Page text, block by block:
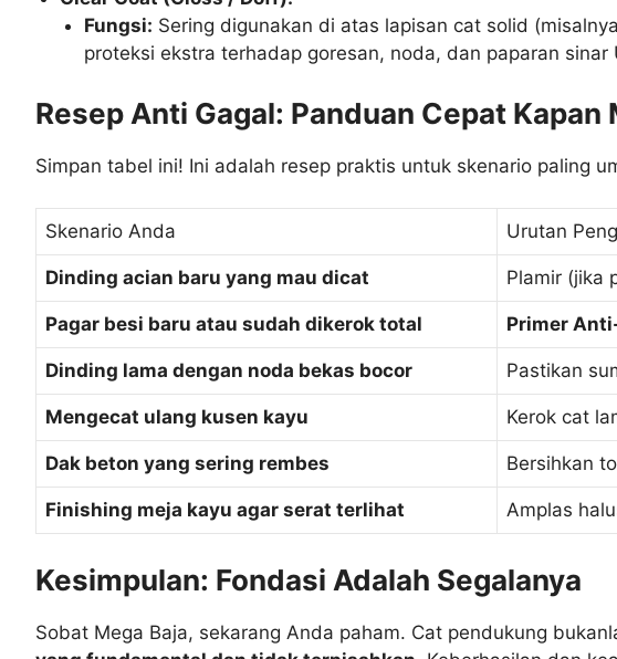
Fungsi: Sering digunakan di atas lapisan cat solid
proteksi ekstra terhadap goresan, noda, dan paparan
Resep Anti Gagal: Panduan Cepat
Simpan tabel ini! Ini adalah resep praktis untuk skenario paling
Skenario Anda Urutan
Dinding acian baru yang mau dicat Plamir (jika
Pagar besi baru atau sudah dikerok total Primer
Dinding lama dengan noda bekas bocor Pastikan
Mengecat ulang kusen kayu Kerok cat
Dak beton yang sering rembes Bersihkan
Finishing meja kayu agar serat terlihat Amplas
Kesimpulan: Fondasi Adalah Segalanya
Sobat Mega Baja, sekarang Anda paham. Cat pendukung